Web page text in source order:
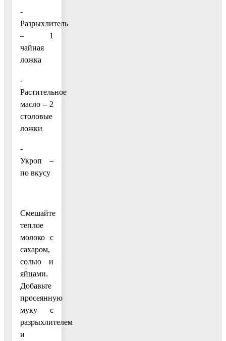
-
Разрыхлитель
– 1
чайная
ложка
-
Растительное
масло – 2
столовые
ложки
-
Укроп –
по вкусу
Смешайте
теплое
молоко с
сахаром,
солью и
яйцами.
Добавьте
просеянную
муку с
разрыхлителем
и